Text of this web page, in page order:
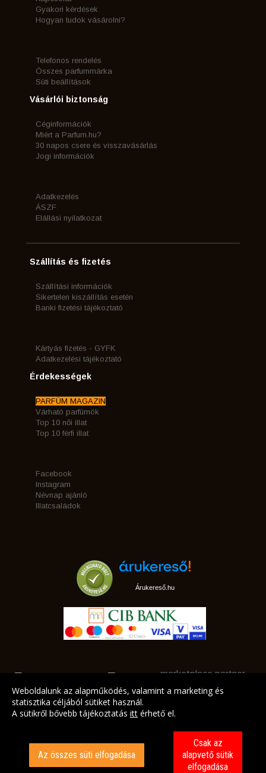
Gyakori kérdések
Hogyan tudok vásárolni?
Telefonos rendelés
Összes parfummárka
Süti beállítások
Vásárlói biztonság
Céginformációk
Miért a Parfum.hu?
30 napos csere és visszavásárlás
Jogi információk
Adatkezelés
ÁSZF
Elállási nyilatkozat
Szállítás és fizetés
Szállítási információk
Sikertelen kiszállítás esetén
Banki fizetési tájékoztató
Kártyás fizetés - GYFK
Adatkezelési tájékoztató
Érdekességek
PARFÜM MAGAZIN
Várható parfümök
Top 10 női illat
Top 10 férfi illat
Facebook
Instagram
Névnap ajánló
Illatcsaládok
Árukereső.hu
marketplace partner
Weboldalunk az alapműködés, valamint a marketing és
statisztika céljából sütiket használ.
A sütikről bővebb tájékoztatás itt érhető el.
Az összes süti elfogadása
Csak az
alapvető sütik
elfogadása